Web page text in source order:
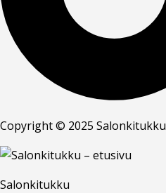
Copyright © 2025
Salonkitukku